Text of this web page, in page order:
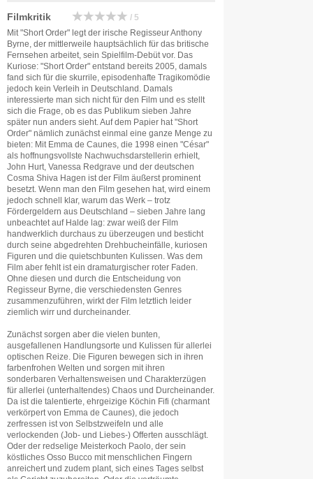
Filmkritik / 5
Mit "Short Order" legt der irische Regisseur Anthony
Byrne, der mittlerweile hauptsächlich für das britische
Fernsehen arbeitet, sein Spielfilm-Debüt vor. Das
Kuriose: "Short Order" entstand bereits 2005, damals
fand sich für die skurrile, episodenhafte Tragikomödie
jedoch kein Verleih in Deutschland. Damals
interessierte man sich nicht für den Film und es stellt
sich die Frage, ob es das Publikum sieben Jahre
später nun anders sieht. Auf dem Papier hat "Short
Order" nämlich zunächst einmal eine ganze Menge zu
bieten: Mit Emma de Caunes, die 1998 einen "César"
als hoffnungsvollste Nachwuchsdarstellerin erhielt,
John Hurt, Vanessa Redgrave und der deutschen
Cosma Shiva Hagen ist der Film äußerst prominent
besetzt. Wenn man den Film gesehen hat, wird einem
jedoch schnell klar, warum das Werk – trotz
Fördergeldern aus Deutschland – sieben Jahre lang
unbeachtet auf Halde lag: zwar weiß der Film
handwerklich durchaus zu überzeugen und besticht
durch seine abgedrehten Drehbucheinfälle, kuriosen
Figuren und die quietschbunten Kulissen. Was dem
Film aber fehlt ist ein dramaturgischer roter Faden.
Ohne diesen und durch die Entscheidung von
Regisseur Byrne, die verschiedensten Genres
zusammenzuführen, wirkt der Film letztlich leider
ziemlich wirr und durcheinander.
Zunächst sorgen aber die vielen bunten,
ausgefallenen Handlungsorte und Kulissen für allerlei
optischen Reize. Die Figuren bewegen sich in ihren
farbenfrohen Welten und sorgen mit ihren
sonderbaren Verhaltensweisen und Charakterzügen
für allerlei (unterhaltendes) Chaos und Durcheinander.
Da ist die talentierte, ehrgeizige Köchin Fifi (charmant
verkörpert von Emma de Caunes), die jedoch
zerfressen ist von Selbstzweifeln und alle
verlockenden (Job- und Liebes-) Offerten ausschlägt.
Oder der redselige Meisterkoch Paolo, der sein
köstliches Osso Bucco mit menschlichen Fingern
anreichert und zudem plant, sich eines Tages selbst